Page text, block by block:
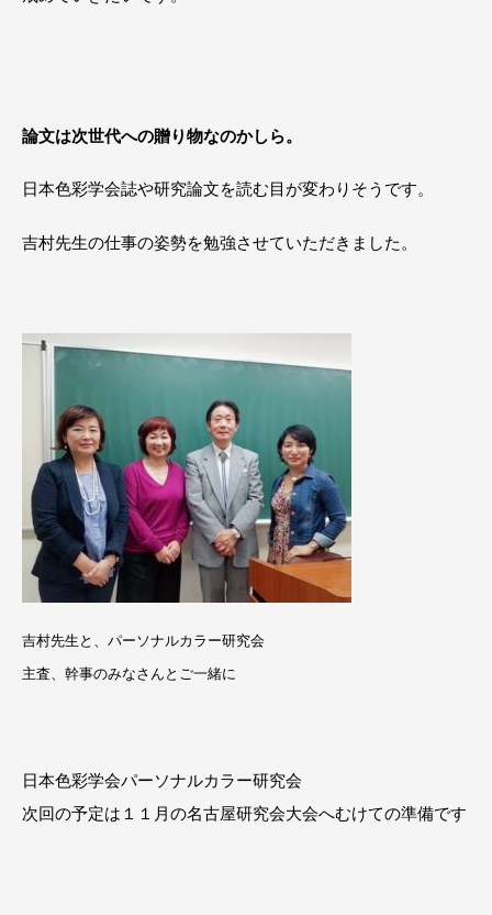
論文は次世代への贈り物なのかしら。
日本色彩学会誌や研究論文を読む目が変わりそうです。
吉村先生の仕事の姿勢を勉強させていただきました。
吉村先生と、パーソナルカラー研究会
主査、幹事のみなさんとご一緒に
日本色彩学会パーソナルカラー研究会
次回の予定は１１月の名古屋研究会大会へむけての準備です